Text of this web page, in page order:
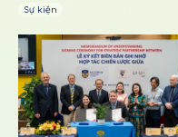
Sự kiện